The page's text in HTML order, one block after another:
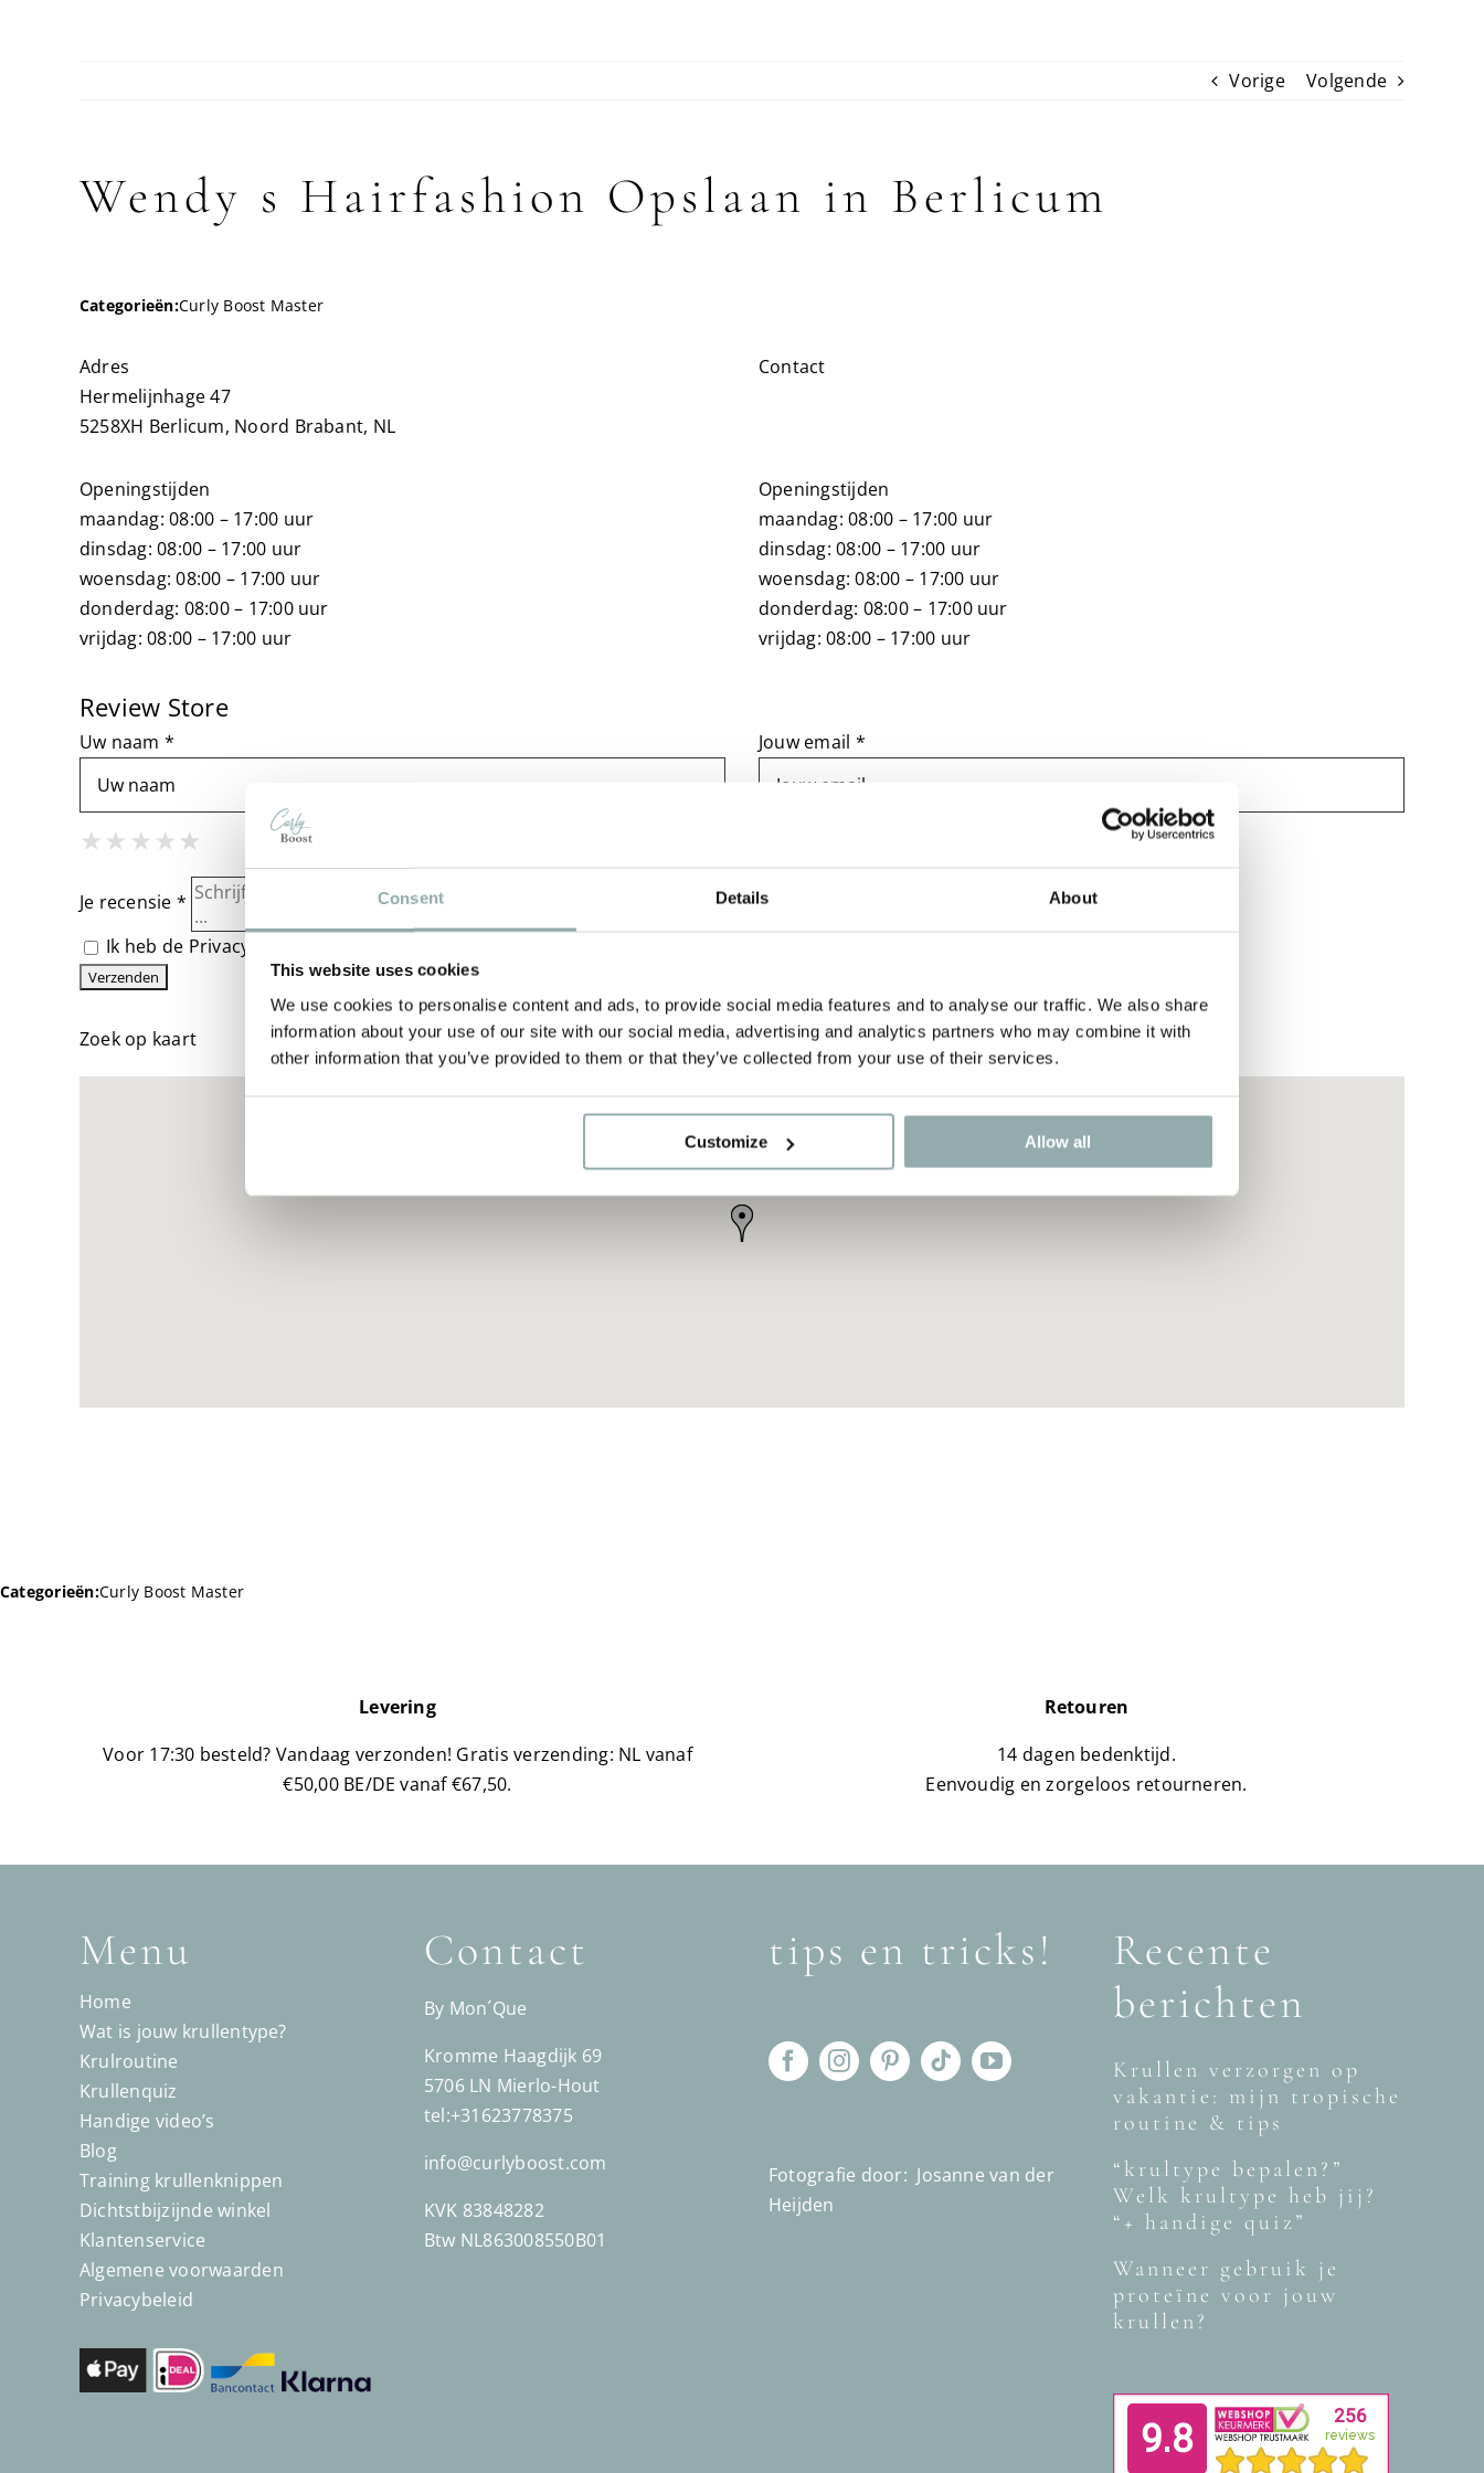
Consent Details About
This website uses cookies
We use cookies to personalise content and ads, to provide social media features and to analyse our traffic. We also share
information about your use of our site with our social media, advertising and analytics partners who may combine it with
other information that you’ve provided to them or that they’ve collected from your use of their services.
Customize Allow all
Vorige Volgende
Wendy s Hairfashion Opslaan in Berlicum
Categorieën:Curly Boost Master
Adres
Hermelijnhage 47
5258XH Berlicum, Noord Brabant, NL
Contact
Openingstijden
maandag: 08:00 – 17:00 uur
dinsdag: 08:00 – 17:00 uur
woensdag: 08:00 – 17:00 uur
donderdag: 08:00 – 17:00 uur
vrijdag: 08:00 – 17:00 uur
Openingstijden
maandag: 08:00 – 17:00 uur
dinsdag: 08:00 – 17:00 uur
woensdag: 08:00 – 17:00 uur
donderdag: 08:00 – 17:00 uur
vrijdag: 08:00 – 17:00 uur
Review Store
Uw naam * Jouw email *
★1 Star
★★2 Stars
★★ ★3 Stars
★★ ★★4 Stars
★★ ★★★5 Stars
Je recensie *
Ik heb de Privacybeleid
Zoek op kaart
Categorieën:Curly Boost Master
Levering
Voor 17:30 besteld? Vandaag verzonden! Gratis verzending: NL vanaf
€50,00 BE/DE vanaf €67,50.
Retouren
14 dagen bedenktijd.
Eenvoudig en zorgeloos retourneren.
Menu
Home
Wat is jouw krullentype?
Krulroutine
Krullenquiz
Handige video’s
Blog
Training krullenknippen
Dichtstbijzijnde winkel
Klantenservice
Algemene voorwaarden
Privacybeleid
Contact
By Mon´Que
Kromme Haagdijk 69
5706 LN Mierlo-Hout
tel:+31623778375
info@curlyboost.com
KVK 83848282
Btw NL863008550B01
tips en tricks!
Fotografie door: Josanne van der
Heijden
Recente
berichten
Krullen verzorgen op
vakantie: mijn tropische
routine & tips
“krultype bepalen?”
Welk krultype heb jij?
“+ handige quiz”
Wanneer gebruik je
proteïne voor jouw
krullen?